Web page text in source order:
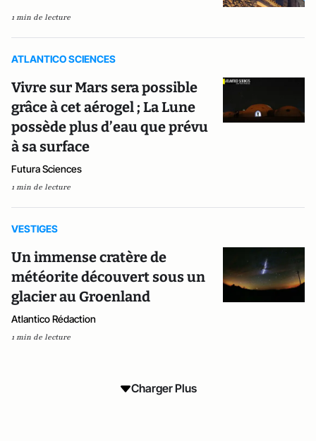
1 min de lecture
ATLANTICO SCIENCES
Vivre sur Mars sera possible
grâce à cet aérogel ; La Lune
possède plus d’eau que prévu
à sa surface
Futura Sciences
1 min de lecture
VESTIGES
Un immense cratère de
météorite découvert sous un
glacier au Groenland
Atlantico Rédaction
1 min de lecture
Charger Plus